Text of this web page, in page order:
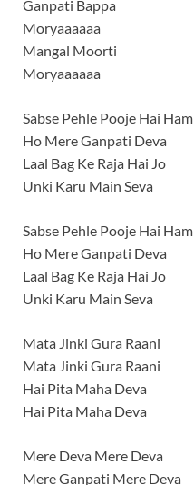
Ganpati Bappa
Moryaaaaaa
Mangal Moorti
Moryaaaaaa
Sabse Pehle Pooje Hai Ham
Ho Mere Ganpati Deva
Laal Bag Ke Raja Hai Jo
Unki Karu Main Seva
Sabse Pehle Pooje Hai Ham
Ho Mere Ganpati Deva
Laal Bag Ke Raja Hai Jo
Unki Karu Main Seva
Mata Jinki Gura Raani
Mata Jinki Gura Raani
Hai Pita Maha Deva
Hai Pita Maha Deva
Mere Deva Mere Deva
Mere Ganpati Mere Deva